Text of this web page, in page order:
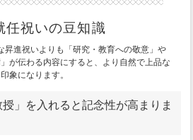
任祝いの豆知識
昇進祝いよりも「研究・教育への敬意」や
が伝わる内容にすると、より自然で上品な
印象になります。
授」を入れると記念性が高まりま